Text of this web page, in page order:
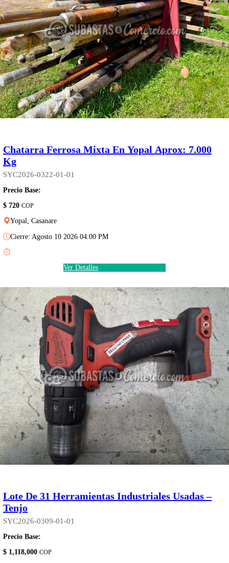
Chatarra Ferrosa Mixta En Yopal Aprox: 7.000
Kg
SYC2026-0322-01-01
Precio Base:
$ 720 COP
Yopal, Casanare
Cierre: Agosto 10 2026 04:00 PM
Ver Detalles
Lote De 31 Herramientas Industriales Usadas –
Tenjo
SYC2026-0309-01-01
Precio Base:
$ 1,118,000 COP